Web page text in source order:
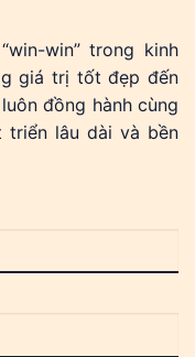
win” trong kinh
giá trị tốt đẹp đến
đồng hành cùng
triển lâu dài và bền